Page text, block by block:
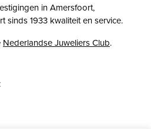
in Amersfoort,
sinds 1933 kwaliteit en service.
Nederlandse Juweliers Club.